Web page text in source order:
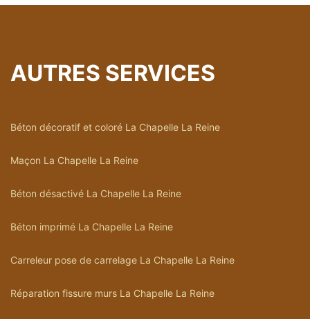
AUTRES SERVICES
Béton décoratif et coloré La Chapelle La Reine
Maçon La Chapelle La Reine
Béton désactivé La Chapelle La Reine
Béton imprimé La Chapelle La Reine
Carreleur pose de carrelage La Chapelle La Reine
Réparation fissure murs La Chapelle La Reine